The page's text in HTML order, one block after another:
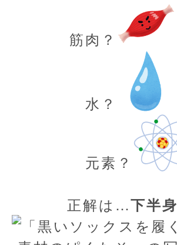
筋肉？
水？
元素？
正解は…下半身